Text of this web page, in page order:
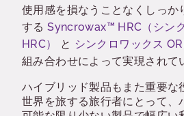
使用感を損なうことなくしっか
する Syncrowax™ HRC（シン
HRC）
と シンクロワックス
組み合わせによって実現されて
ハイブリッド製品もまた重要な
世界を旅する旅行者にとって、